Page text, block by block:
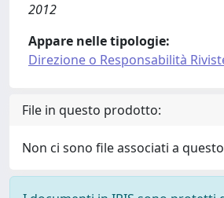
2012
Appare nelle tipologie:
Direzione o Responsabilità
File in questo prodotto:
Non ci sono file associati a